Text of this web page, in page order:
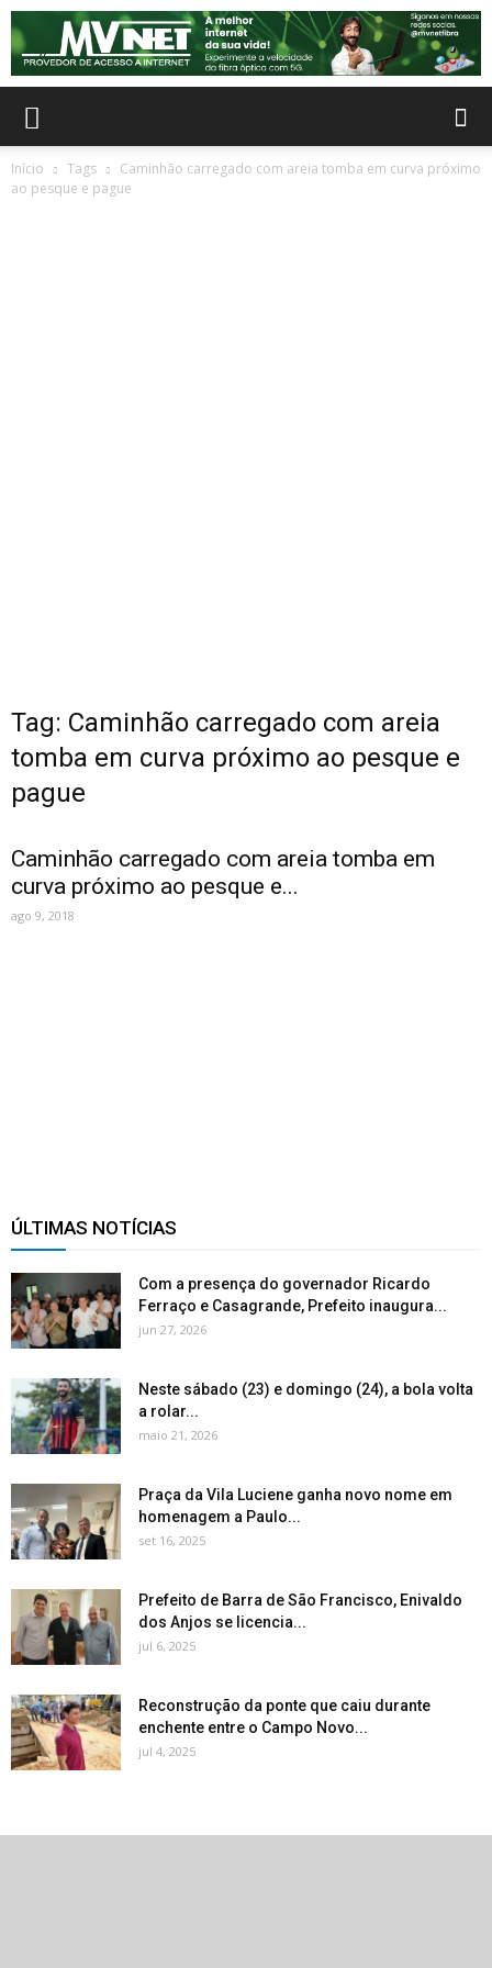
Início Tags
Caminhão carregado com areia tomba em curva próximo
ao pesque e pague
Tag: Caminhão carregado com areia
tomba em curva próximo ao pesque e
pague
Caminhão carregado com areia tomba em
curva próximo ao pesque e...
ago 9, 2018
ÚLTIMAS NOTÍCIAS
Com a presença do governador Ricardo
Ferraço e Casagrande, Prefeito inaugura...
jun 27, 2026
Neste sábado (23) e domingo (24), a bola volta
a rolar...
maio 21, 2026
Praça da Vila Luciene ganha novo nome em
homenagem a Paulo...
set 16, 2025
Prefeito de Barra de São Francisco, Enivaldo
dos Anjos se licencia...
jul 6, 2025
Reconstrução da ponte que caiu durante
enchente entre o Campo Novo...
jul 4, 2025